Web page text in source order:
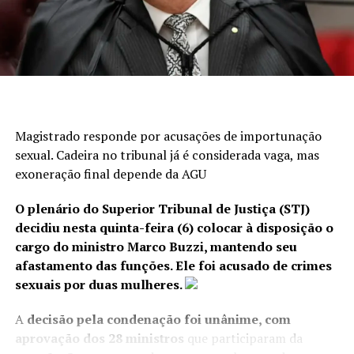
Sem irregularidades
O candidato também negou qualquer relação entre sua
acusações vêm sendo exploradas por adversários
políticos desde o ano passado e classificou o momento
da operação, às vésperas das eleições, como uma
tentativa de prejudicar sua candidatura.
Magistrado responde por acusações de importunação
sexual. Cadeira no tribunal já é considerada vaga, mas
exoneração final depende da AGU
O plenário do Superior Tribunal de Justiça (STJ)
decidiu nesta quinta-feira (6) colocar à disposição o
cargo do ministro Marco Buzzi, mantendo seu
afastamento das funções. Ele foi acusado de crimes
sexuais por duas mulheres.
A decisão pela condenação foi unânime, com
aprovação dos 28 ministros que participaram da